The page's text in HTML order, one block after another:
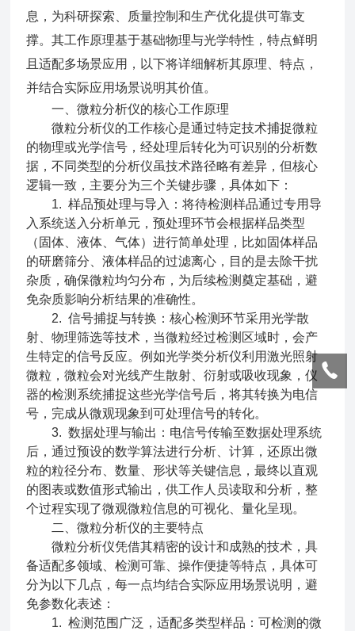
息，为科研探索、质量控制和生产优化提供可靠支
撑。其工作原理基于基础物理与光学特性，特点鲜明
且适配多场景应用，以下将详细解析其原理、特点，
并结合实际应用场景说明其价值。
一、微粒分析仪的核心工作原理
微粒分析仪的工作核心是通过特定技术捕捉微粒
的物理或光学信号，经处理后转化为可识别的分析数
据，不同类型的分析仪虽技术路径略有差异，但核心
逻辑一致，主要分为三个关键步骤，具体如下：
1. 样品预处理与导入：将待检测样品通过专用导
入系统送入分析单元，预处理环节会根据样品类型
（固体、液体、气体）进行简单处理，比如固体样品
的研磨筛分、液体样品的过滤离心，目的是去除干扰
杂质，确保微粒均匀分布，为后续检测奠定基础，避
免杂质影响分析结果的准确性。
2. 信号捕捉与转换：核心检测环节采用光学散
射、物理筛选等技术，当微粒经过检测区域时，会产
生特定的信号反应。例如光学类分析仪利用激光照射
微粒，微粒会对光线产生散射、衍射或吸收现象，仪
器的检测系统捕捉这些光学信号后，将其转换为电信
号，完成从微观现象到可处理信号的转化。
3. 数据处理与输出：电信号传输至数据处理系统
后，通过预设的数学算法进行分析、计算，还原出微
粒的粒径分布、数量、形状等关键信息，最终以直观
的图表或数值形式输出，供工作人员读取和分析，整
个过程实现了微观微粒信息的可视化、量化呈现。
二、微粒分析仪的主要特点
微粒分析仪凭借其精密的设计和成熟的技术，具
备适配多领域、检测可靠、操作便捷等特点，具体可
分为以下几点，每一点均结合实际应用场景说明，避
免参数化表述：
1. 检测范围广泛，适配多类型样品：可检测的微